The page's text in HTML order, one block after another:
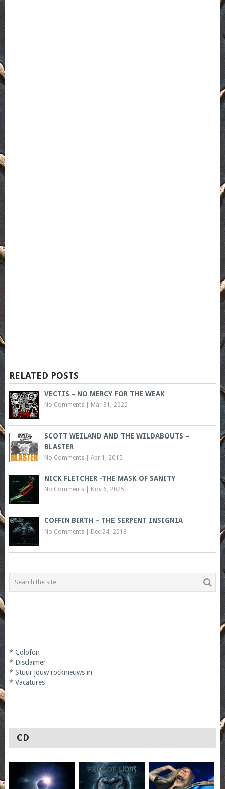
RELATED POSTS
VECTIS – NO MERCY FOR THE WEAK
No Comments| Mar 31, 2020
SCOTT WEILAND AND THE WILDABOUTS –
BLASTER
No Comments| Apr 1, 2015
NICK FLETCHER -THE MASK OF SANITY
No Comments| Nov 6, 2025
COFFIN BIRTH – THE SERPENT INSIGNIA
No Comments| Dec 24, 2018
* Colofon
* Disclaimer
* Stuur jouw rocknieuws in
* Vacatures
CD